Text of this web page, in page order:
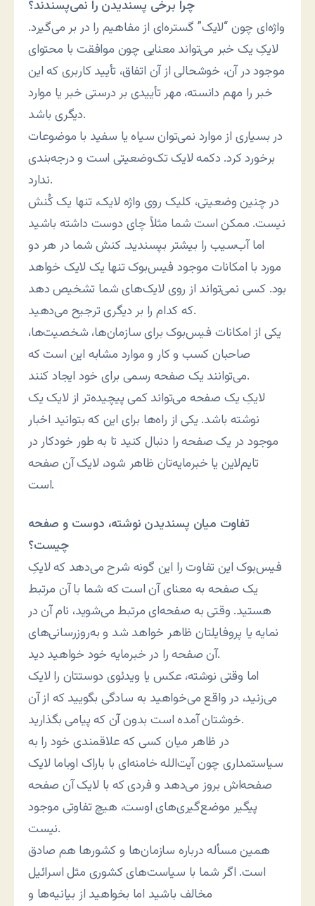
چرا برخی پسندیدن را نمی‌پسندند؟
واژه‌ای چون “لایک” گستره‌ای از مفاهیم را در بر می‌گیرد.
لایکِ یک خبر می‌تواند معنایی چون موافقت با محتوای
موجود در آن، خوشحالی از آن اتفاق، تأیید کاربری که این
خبر را مهم دانسته، مهر تأییدی بر درستی خبر یا موارد
دیگری باشد.
در بسیاری از موارد نمی‌توان سیاه یا سفید با موضوعات
برخورد کرد. دکمه لایک تک‌وضعیتی است و درجه‌بندی
ندارد.
در چنین وضعیتی، کلیک روی واژه لایک، تنها یک کُنش
نیست. ممکن است شما مثلاً چای دوست داشته باشید
اما آب‌سیب را بیشتر بپسندید. کنش شما در هر دو
مورد با امکانات موجود فیس‌بوک تنها یک لایک خواهد
بود. کسی نمی‌تواند از روی لایک‌های شما تشخیص دهد
که کدام را بر دیگری ترجیح می‌دهید.
یکی از امکانات فیس‌بوک برای سازمان‌ها، شخصیت‌ها،
صاحبان کسب و کار و موارد مشابه این است که
می‌توانند یک صفحه رسمی برای خود ایجاد کنند.
لایکِ یک صفحه می‌تواند کمی پیچیده‌تر از لایک یک
نوشته باشد. یکی از راه‌ها برای این که بتوانید اخبار
موجود در یک صفحه را دنبال کنید تا به طور خودکار در
تایم‌لاین یا خبرمایه‌تان ظاهر شود، لایک آن صفحه
است.
تفاوت میان پسندیدن نوشته، دوست و صفحه
چیست؟
فیس‌بوک این تفاوت را این گونه شرح می‌دهد که لایکِ
یک صفحه به معنای آن است که شما با آن مرتبط
هستید. وقتی به صفحه‌ای مرتبط می‌شوید، نام آن در
نمایه یا پروفایلتان ظاهر خواهد شد و به‌روزرسانی‌های
آن صفحه را در خبرمایه خود خواهید دید.
اما وقتی نوشته، عکس یا ویدئوی دوستتان را لایک
می‌زنید، در واقع می‌خواهید به سادگی بگویید که از آن
خوشتان آمده است بدون آن که پیامی بگذارید.
در ظاهر میان کسی که علاقمندی خود را به
سیاستمداری چون آیت‌الله خامنه‌ای با باراک اوباما لایک
صفحه‌اش بروز می‌دهد و فردی که با لایک آن صفحه
پیگیر موضع‌گیری‌های اوست، هیچ تفاوتی موجود
نیست.
همین مسأله درباره سازمان‌ها و کشورها هم صادق
است. اگر شما با سیاست‌های کشوری مثل اسرائیل
مخالف باشید اما بخواهید از بیانیه‌ها و